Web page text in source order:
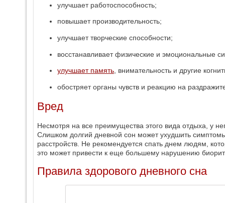
улучшает работоспособность;
повышает производительность;
улучшает творческие способности;
восстанавливает физические и эмоциональные
улучшает память, внимательность и другие
обостряет органы чувств и реакцию на
Вред
Несмотря на все преимущества этого вида отдыха, у
Слишком долгий дневной сон может ухудшить
расстройств. Не рекомендуется спать днем людям,
это может привести к еще большему нарушению
Правила здорового дневного сна